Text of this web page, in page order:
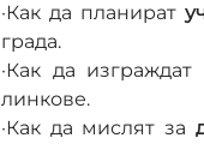
·Как да планират
града.
·Как да изграждат
линкове.
·Как да мислят за